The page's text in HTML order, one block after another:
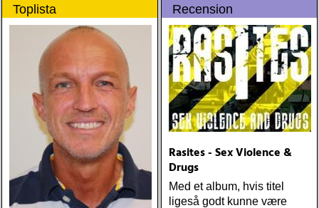
populære reggaestil kaldet
one-drop
Toplista Recension
Rasites - Sex Violence &
Drugs
Med et album, hvis titel
ligeså godt kunne være